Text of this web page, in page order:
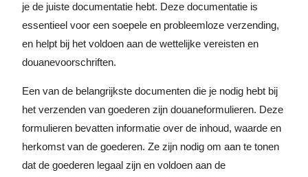
je de juiste documentatie hebt. Deze documentatie is
essentieel voor een soepele en probleemloze verzending,
en helpt bij het voldoen aan de wettelijke vereisten en
douanevoorschriften.
Een van de belangrijkste documenten die je nodig hebt bij
het verzenden van goederen zijn douaneformulieren. Deze
formulieren bevatten informatie over de inhoud, waarde en
herkomst van de goederen. Ze zijn nodig om aan te tonen
dat de goederen legaal zijn en voldoen aan de